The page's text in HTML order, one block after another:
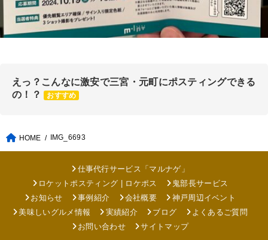
えっ？こんなに激安で三宮・元町にポスティングできる
の！？
おすすめ
HOME IMG_6693
仕事代行サービス「マルナゲ」
ロケットポスティング | ロケポス
鬼部長サービス
お知らせ
事例紹介 会社概要
神戸周辺イベント
美味しいグルメ情報
実績紹介 ブログ
よくあるご質問
お問い合わせ
サイトマップ